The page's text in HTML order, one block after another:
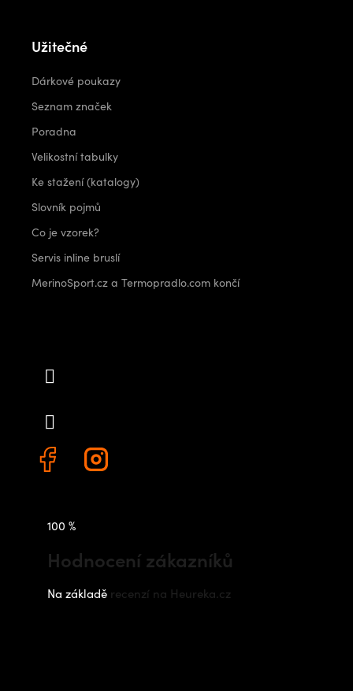
Užitečné
Dárkové poukazy
Seznam značek
Poradna
Velikostní tabulky
Ke stažení (katalogy)
Slovník pojmů
Co je vzorek?
Servis inline bruslí
MerinoSport.cz a Termopradlo.com končí
100 %
Hodnocení zákazníků
Na základě recenzí na Heureka.cz